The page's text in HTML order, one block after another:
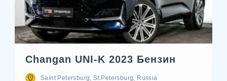
Changan UNI-K 2023 Бензин
Saint Petersburg, St Petersburg, Russia